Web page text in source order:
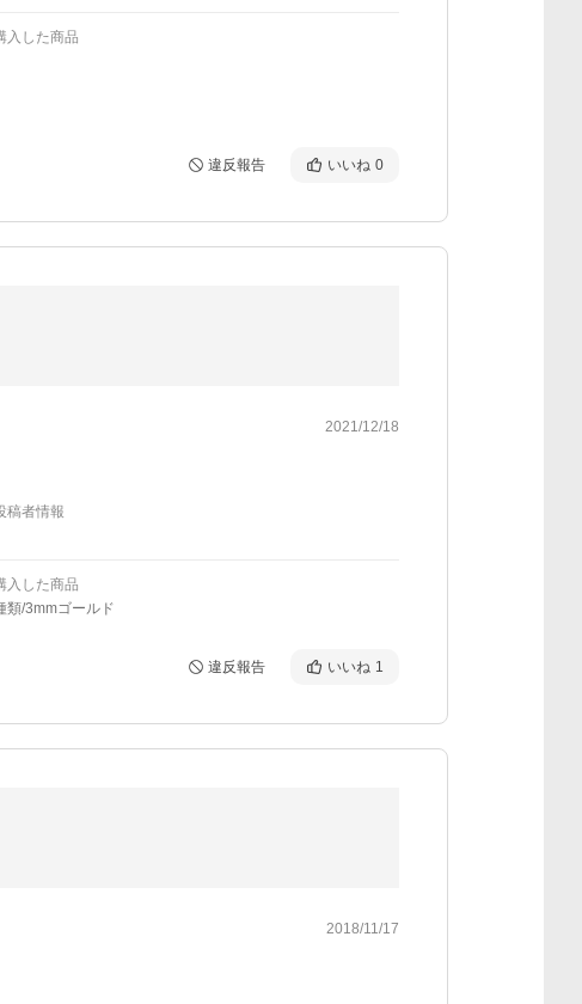
入した商品
違反報告 いいね 0
2021/12/18
稿者情報
入した商品
類/3mmゴールド
違反報告 いいね 1
2018/11/17